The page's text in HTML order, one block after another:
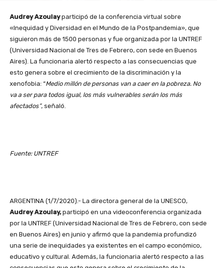
Audrey Azoulayparticipó de la conferencia virtual sobre
«Inequidad y Diversidad en el Mundo de la Postpandemia», que
siguieron más de 1500 personas y fue organizada por la UNTREF
(Universidad Nacional de Tres de Febrero, con sede en Buenos
Aires). La funcionaria alertó respecto a las consecuencias que
esto genera sobre el crecimiento de la discriminación y la
xenofobia: “Medio millón de personas van a caer en la pobreza. No
va a ser para todos igual, los más vulnerables serán los más
afectados”, señaló.
Fuente: UNTREF
ARGENTINA (1/7/2020).- La directora general de la UNESCO,
Audrey Azoulay,participó en una videoconferencia organizada
por la UNTREF (Universidad Nacional de Tres de Febrero, con sede
en Buenos Aires) en junio y afirmó que la pandemia profundizó
una serie de inequidades ya existentes en el campo económico,
educativo y cultural. Además, la funcionaria alertó respecto a las